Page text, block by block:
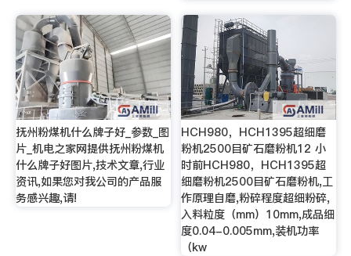
抚州粉煤机什么牌子好_参数_图
片_机电之家网提供抚州粉煤机
什么牌子好图片,技术文章,行业
资讯,如果您对我公司的产品服
务感兴趣,请!
HCH980，HCH1395超细磨
粉机2500目矿石磨粉机12 小
时前HCH980，HCH1395超
细磨粉机2500目矿石磨粉机,工
作原理自磨,粉碎程度超细粉碎,
入料粒度（mm）10mm,成品细
度0.04-0.005mm,装机功率
（kw